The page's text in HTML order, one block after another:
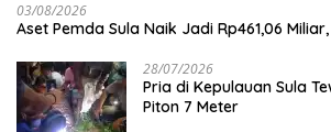
03/08/2026
Aset Pemda Sula Naik Jadi Rp461,06
28/07/2026
Pria di Kepulauan Sula
Piton 7 Meter